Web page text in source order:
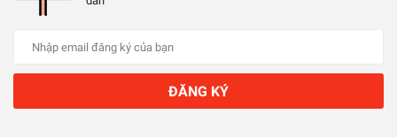
ĐĂNG KÝ